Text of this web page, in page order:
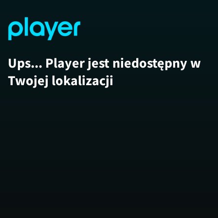
Ups... Player jest niedostępny w
Twojej lokalizacji